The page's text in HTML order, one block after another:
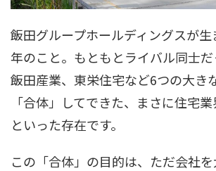
飯田グループホールディングスが
年のこと。もともとライバル同士だ
飯田産業、東栄住宅など6つの大き
「合体」してできた、まさに住宅
といった存在です。
この「合体」の目的は、ただ会社